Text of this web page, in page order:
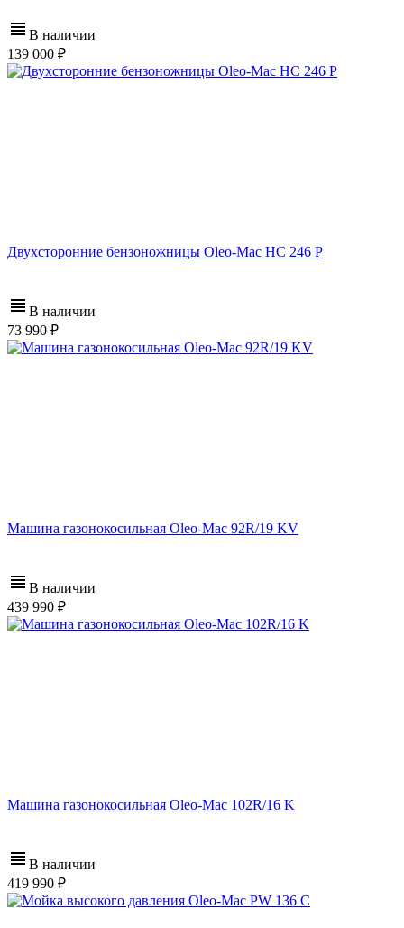
В наличии
139 000
Двухсторонние бензоножницы Oleo-Mac HC 246 P
В наличии
73 990
Машина газонокосильная Oleo-Mac 92R/19 KV
В наличии
439 990
Машина газонокосильная Oleo-Mac 102R/16 K
В наличии
419 990